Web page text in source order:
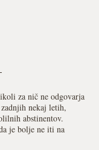
za nič ne odgovarja
nekaj letih,
abstinentov.
je bolje ne iti na